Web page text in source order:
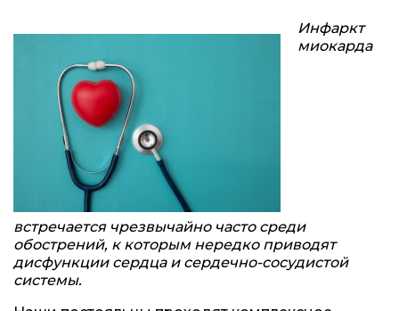
Инфаркт
миокарда
встречается чрезвычайно часто среди
обострений, к которым нередко приводят
дисфункции сердца и сердечно-сосудистой
системы.